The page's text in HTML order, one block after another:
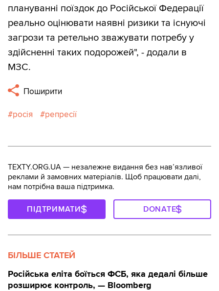
плануванні поїздок до Російської Федерації
реально оцінювати наявні ризики та існуючі
загрози та ретельно зважувати потребу у
здійсненні таких подорожей", - додали в
МЗС.
Поширити
росія репресії
TEXTY.ORG.UA — незалежне видання без навʼязливої
реклами й замовних матеріалів. Щоб працювати далі,
нам потрібна ваша підтримка.
ПІДТРИМАТИ DONATE
БІЛЬШЕ СТАТЕЙ
Російська еліта боїться ФСБ, яка дедалі більше
розширює контроль, — Bloomberg